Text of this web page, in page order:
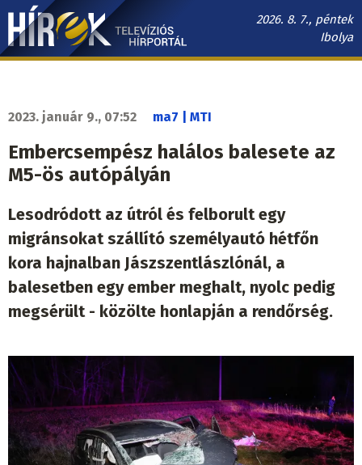
Ugrás
tartalomra
2026. 8. 7., péntek
Ibolya
Hírek.sk
navigáció
2023. január 9., 07:52 ma7 | MTI
Embercsempész halálos balesete az
M5-ös autópályán
Lesodródott az útról és felborult egy
migránsokat szállító személyautó hétfőn
kora hajnalban Jászszentlászlónál, a
balesetben egy ember meghalt, nyolc pedig
megsérült - közölte honlapján a rendőrség.